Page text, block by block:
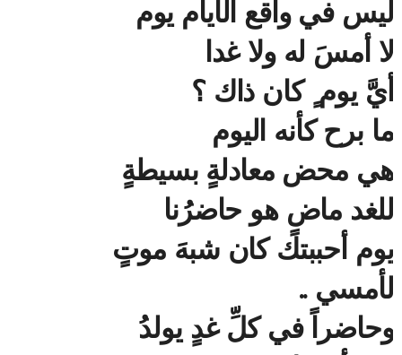
ليس في واقع الأيام يوم
لا أمسَ له ولا غدا
أيَّ يوم ٍ كان ذاك ؟
ما برح كأنه اليوم
هي محض معادلةٍ بسيطةٍ
للغد ماضٍ هو حاضرُنا
يوم أحببتك كان شبهَ موتٍ
لأمسي ..
وحاضراً في كلِّ غدٍ يولدُ